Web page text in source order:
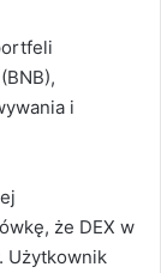
i
że DEX w
Użytkownik